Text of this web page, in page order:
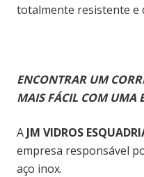
totalmente resistente e
ENCONTRAR UM
MAIS FÁCIL COM UMA
A JM VIDROS
empresa responsável
aço inox.